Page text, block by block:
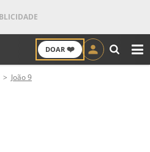
DOAR ❤️
João 9